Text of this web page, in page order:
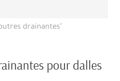
drainantes"
pour dalles